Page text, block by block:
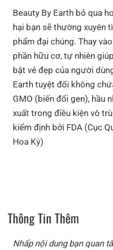
Beauty By Earth bỏ qua
hại bạn sẽ thường xuyên
phẩm đại chúng. Thay
phần hữu cơ, tự nhiên
bật vẻ đẹp của người
Earth tuyệt đối không
GMO (biến đổi gen), hầu
xuất trong điều kiện vô
kiểm định bởi FDA (Cục
Hoa Kỳ)
Thông Tin Thêm
Nhấp nội dung bạn quan